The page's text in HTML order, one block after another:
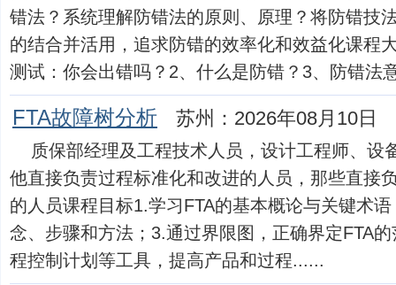
错法？系统理解防错法的原则、原理？将防错技
的结合并活用，追求防错的效率化和效益化课程
测试：你会出错吗？2、什么是防错？3、防错法
FTA故障树分析 苏州：2026年08月10日
质保部经理及工程技术人员，设计工程师、设
他直接负责过程标准化和改进的人员，那些直接
的人员课程目标1.学习FTA的基本概论与关键术
念、步骤和方法；3.通过界限图，正确界定FTA
程控制计划等工具，提高产品和过程......